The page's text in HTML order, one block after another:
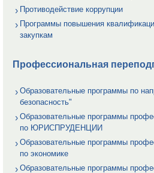
Противодействие коррупции
Программы повышения
закупкам
Профессиональная
Образовательные программы по
безопасность"
Образовательные программы
по ЮРИСПРУДЕНЦИИ
Образовательные программы
по экономике
Образовательные программы